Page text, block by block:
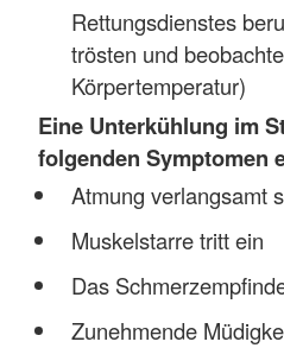
Rettungsdienstes
trösten und
Körpertemperatur)
Eine Unterkühlung im
folgenden Symptomen
Atmung verlangsamt
Muskelstarre tritt ein
Das
Zunehmende